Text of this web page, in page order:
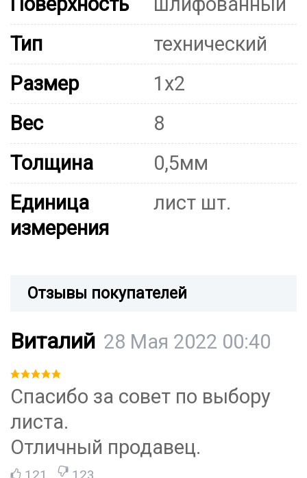
Тип
технический
Размер
1х2
Вес
8
Толщина
0,5мм
Единица
измерения
лист шт.
Отзывы покупателей
Виталий 28 Мая 2022 00:40
Спасибо за совет по выбору
листа.
Отличный продавец.